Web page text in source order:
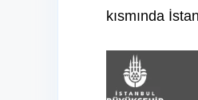
kısmında